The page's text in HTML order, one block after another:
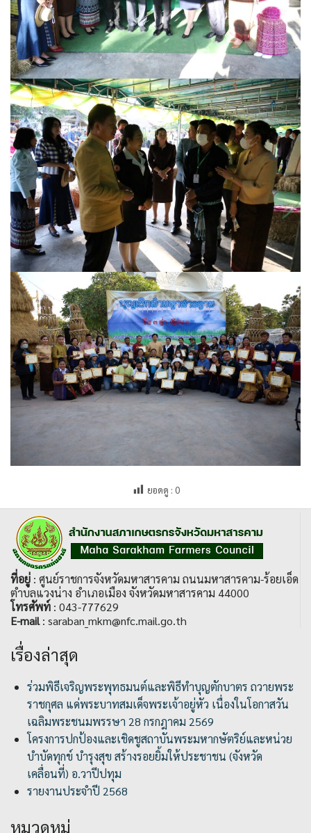
ยอดดู : 0
ที่อยู่ : ศูนย์ราชการจังหวัดมหาสารคาม ถนนมหาสารคาม-ร้อยเอ็ด
ตำบลแวงน่าง อำเภอเมือง จังหวัดมหาสารคาม 44000
โทรศัพท์ : 043-777629
E-mail: saraban_mkm@nfc.mail.go.th
เรื่องล่าสุด
ร่วมพิธีเจริญพระพุทธมนต์และพิธีทำบุญตักบาตร ถวายพระ
ราชกุศล แด่พระบาทสมเด็จพระเจ้าอยู่หัว เนื่องในโอกาสวัน
เฉลิมพระชนมพรรษา 28 กรกฎาคม 2569
โครงการปกป้องและเชิดชูสถาบันพระมหากษัตริย์และหน่วย
บำบัดทุกข์ บำรุงสุข สร้างรอยยิ้มให้ประชาชน (จังหวัด
เคลื่อนที่) อ.วาปีปทุม
รายงานประจำปี 2568
หมวดหมู่